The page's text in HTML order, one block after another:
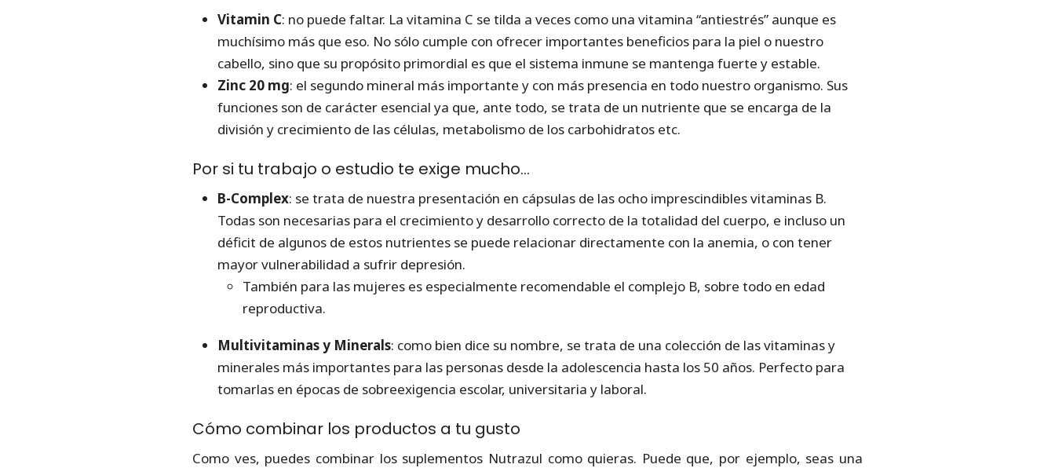
Vitamin C: no puede faltar. La vitamina C se tilda a veces como una vitamina “antiestrés” aunque es
muchísimo más que eso. No sólo cumple con ofrecer importantes beneficios para la piel o nuestro
cabello, sino que su propósito primordial es que el sistema inmune se mantenga fuerte y estable.
Zinc 20 mg: el segundo mineral más importante y con más presencia en todo nuestro organismo. Sus
funciones son de carácter esencial ya que, ante todo, se trata de un nutriente que se encarga de la
división y crecimiento de las células, metabolismo de los carbohidratos etc.
Por si tu trabajo o estudio te exige mucho…
B-Complex: se trata de nuestra presentación en cápsulas de las ocho imprescindibles vitaminas B.
Todas son necesarias para el crecimiento y desarrollo correcto de la totalidad del cuerpo, e incluso un
déficit de algunos de estos nutrientes se puede relacionar directamente con la anemia, o con tener
mayor vulnerabilidad a sufrir depresión.
También para las mujeres es especialmente recomendable el complejo B, sobre todo en edad
reproductiva.
Multivitaminas y Minerals: como bien dice su nombre, se trata de una colección de las vitaminas y
minerales más importantes para las personas desde la adolescencia hasta los 50 años. Perfecto para
tomarlas en épocas de sobreexigencia escolar, universitaria y laboral.
Cómo combinar los productos a tu gusto
Como ves, puedes combinar los suplementos Nutrazul como quieras. Puede que, por ejemplo, seas una